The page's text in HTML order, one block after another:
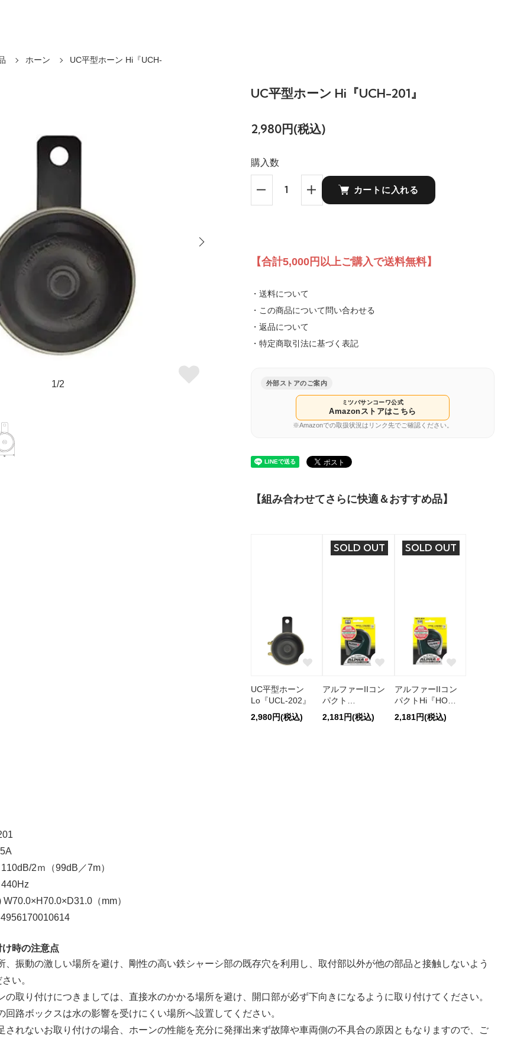
ホーン UC平型ホーン Hi『UCH-
1/2
UC平型ホーン Hi『UCH-201』
2,980円(税込)
購入数
カートに入れる
【合計5,000円以上ご購入で送料無料】
・送料について
・この商品について問い合わせる
・返品について
・特定商取引法に基づく表記
外部ストアのご案内
ミツバサンコーワ公式
Amazonストアはこちら
※Amazonでの取扱状況はリンク先でご確認ください。
【組み合わせてさらに快適＆おすすめ品】
UC平型ホーン
Lo『UCL-202』
2,980円(税込)
SOLD OUT
アルファーIIコン
パクト
Lo『HOS-
04GL』
2,181円(税込)
SOLD OUT
アルファーIIコン
パクトHi『HOS-
04GH』
2,181円(税込)
2ｍ（99dB／7m）
（mm）
時の注意点
、振動の激しい場所を避け、剛性の高い鉄シャーシ部の既存穴を利用し、取付部以外が他の部品と接触しないよう
い。
の取り付けにつきましては、直接水のかかる場所を避け、開口部が必ず下向きになるように取り付けてください。
回路ボックスは水の影響を受けにくい場所へ設置してください。
されないお取り付けの場合、ホーンの性能を充分に発揮出来ず故障や車両側の不具合の原因ともなりますので、ご